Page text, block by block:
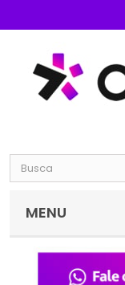
MENU